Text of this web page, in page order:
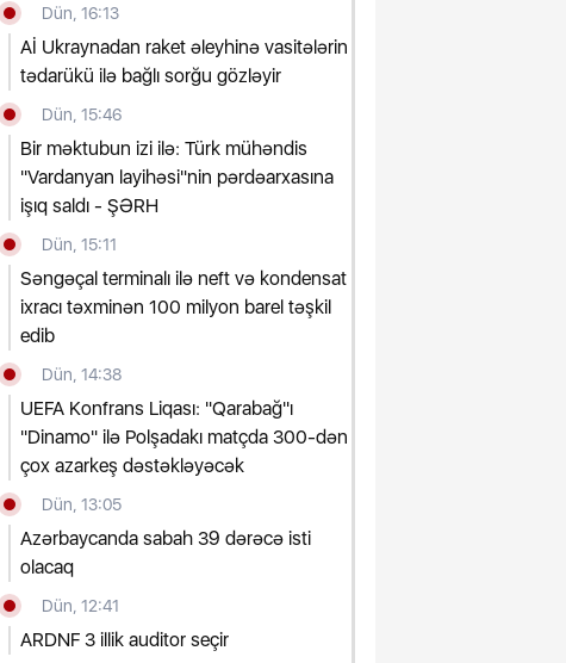
Dün, 16:13
Aİ Ukraynadan raket əleyhinə vasitələrin
tədarükü ilə bağlı sorğu gözləyir
Dün, 15:46
Bir məktubun izi ilə: Türk mühəndis
"Vardanyan layihəsi"nin pərdəarxasına
işıq saldı - ŞƏRH
Dün, 15:11
Səngəçal terminalı ilə neft və kondensat
ixracı təxminən 100 milyon barel təşkil
edib
Dün, 14:38
UEFA Konfrans Liqası: "Qarabağ"ı
"Dinamo" ilə Polşadakı matçda 300-dən
çox azarkeş dəstəkləyəcək
Dün, 13:05
Azərbaycanda sabah 39 dərəcə isti
olacaq
Dün, 12:41
ARDNF 3 illik auditor seçir